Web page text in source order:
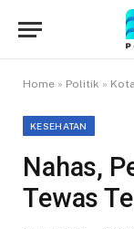
Home » Politik »
KESEHATAN
Nahas,
Tewas